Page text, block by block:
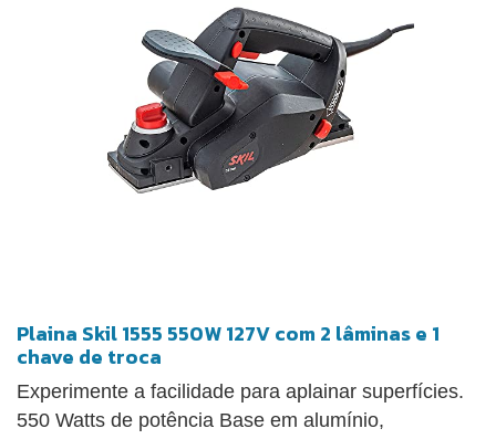
Plaina Skil 1555 550W 127V com 2 lâminas e 1
chave de troca
Experimente a facilidade para aplainar superfícies.
550 Watts de potência Base em alumínio,